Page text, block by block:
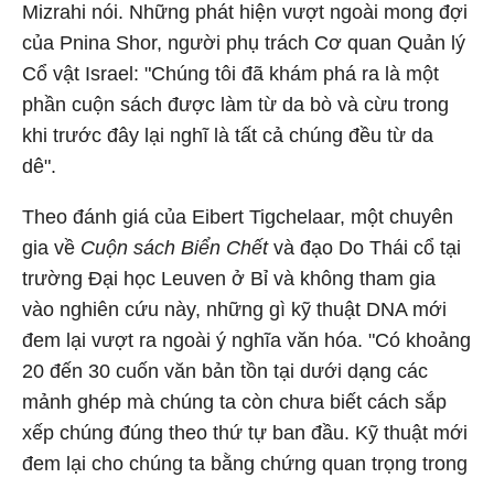
Mizrahi nói. Những phát hiện vượt ngoài mong đợi
của Pnina Shor, người phụ trách Cơ quan Quản lý
Cổ vật Israel: "Chúng tôi đã khám phá ra là một
phần cuộn sách được làm từ da bò và cừu trong
khi trước đây lại nghĩ là tất cả chúng đều từ da
dê".
Theo đánh giá của Eibert Tigchelaar, một chuyên
gia về Cuộn sách Biển Chếtvà đạo Do Thái cổ tại
trường Đại học Leuven ở Bỉ và không tham gia
vào nghiên cứu này, những gì kỹ thuật DNA mới
đem lại vượt ra ngoài ý nghĩa văn hóa. "Có khoảng
20 đến 30 cuốn văn bản tồn tại dưới dạng các
mảnh ghép mà chúng ta còn chưa biết cách sắp
xếp chúng đúng theo thứ tự ban đầu. Kỹ thuật mới
đem lại cho chúng ta bằng chứng quan trọng trong